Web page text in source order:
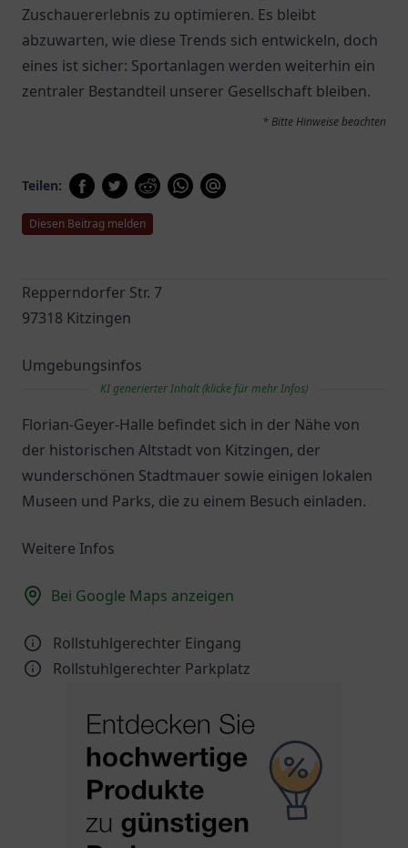
Zuschauererlebnis zu optimieren. Es bleibt
abzuwarten, wie diese Trends sich entwickeln, doch
eines ist sicher: Sportanlagen werden weiterhin ein
zentraler Bestandteil unserer Gesellschaft bleiben.
* Bitte Hinweise beachten
Teilen:
Diesen Beitrag melden
Repperndorfer Str. 7
97318 Kitzingen
Umgebungsinfos
KI generierter Inhalt (klicke für mehr Infos)
Florian-Geyer-Halle befindet sich in der Nähe von
der historischen Altstadt von Kitzingen, der
wunderschönen Stadtmauer sowie einigen lokalen
Museen und Parks, die zu einem Besuch einladen.
Weitere Infos
Bei Google Maps anzeigen
Rollstuhlgerechter Eingang
Rollstuhlgerechter Parkplatz